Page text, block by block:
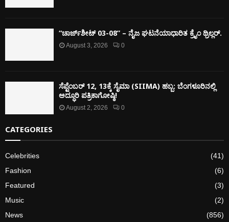
“ಚಾರ್ಜ್‌ಶೀಟ್ 03-08” – ನೈಜ ಘಟನೆಯಾಧಾರಿತ ಕ್ರೈಂ ಥ್ರಿಲ್ಲರ್.
August 3, 2026 0
ಸೆಪ್ಟೆಂಬರ್ 12, 13ಕ್ಕೆ ಸೈಮಾ (SIIMA) ಹಬ್ಬ: ಬೆಂಗಳೂರಿನಲ್ಲಿ
ಅದ್ಧೂರಿ ಪತ್ರಿಕಾಗೋಷ್ಠಿ!
August 2, 2026 0
CATEGORIES
Celebrities
(41)
Fashion
(6)
Featured
(3)
Music
(2)
News
(856)